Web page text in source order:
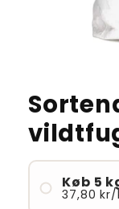
Køb 5
37,80 kr/